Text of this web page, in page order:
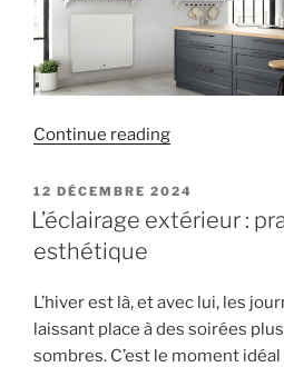
Continue reading« Les
électriques :
une
chauffage
moderne
POSTED
ON
12 DÉCEMBRE 2024
L’éclairage extérieur :
esthétique
L’hiver est là, et avec lui, les
laissant place à des soirées
sombres. C’est le moment